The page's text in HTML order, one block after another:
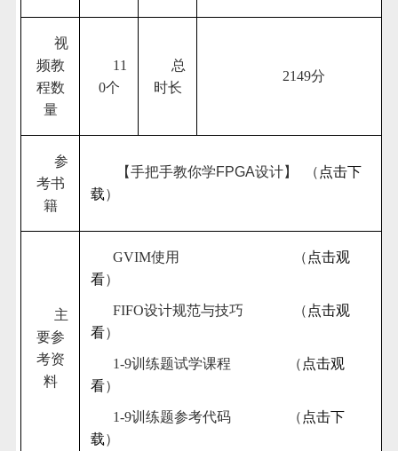
视
频教
程数
量
11
0个
总
时长
2149分
参
考书
籍
【手把手教你学FPGA设计】 （ 点击下
载）
主
要参
考资
料
GVIM使用 （ 点击观
看）
FIFO设计规范与技巧 （ 点击观
看）
1-9训练题试学课程 （ 点击观
看）
1-9训练题参考代码 （ 点击下
载）